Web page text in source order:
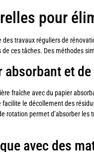
pour
travaux réguliers de
ces tâches. Des méthodes
et de
fraîche avec du papier
facilite le décollement des
rotation permet d’absorber
avec des